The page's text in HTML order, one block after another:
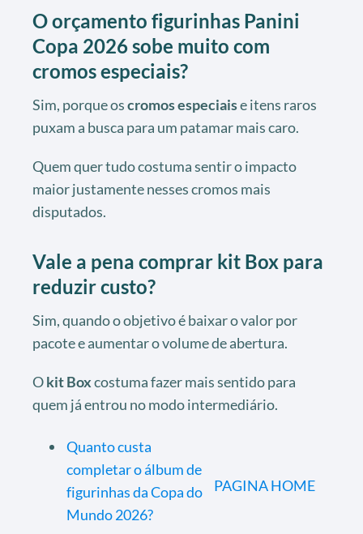
O orçamento figurinhas Panini
Copa 2026 sobe muito com
cromos especiais?
Sim, porque oscromos especiaise itens raros
puxam a busca para um patamar mais caro.
Quem quer tudo costuma sentir o impacto
maior justamente nesses cromos mais
disputados.
Vale a pena comprar kit Box para
reduzir custo?
Sim, quando o objetivo é baixar o valor por
pacote e aumentar o volume de abertura.
Okit Boxcostuma fazer mais sentido para
quem já entrou no modo intermediário.
Quanto custa
completar o álbum de
figurinhas da Copa do
Mundo 2026?
PAGINA HOME